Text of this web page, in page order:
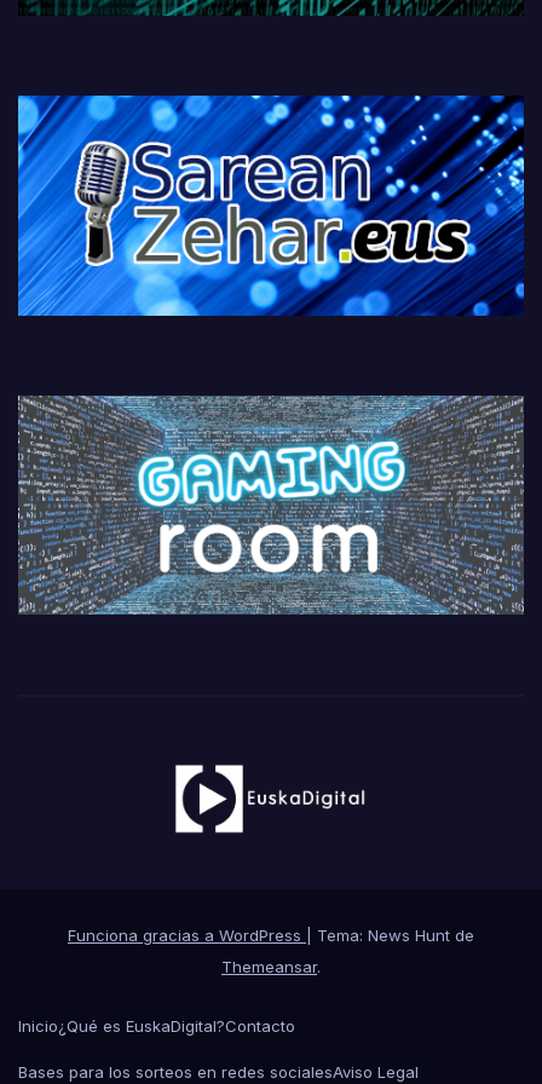
Funciona gracias a WordPress
Tema: News Hunt de
Themeansar.
Inicio¿Qué es EuskaDigital?Contacto
Bases para los sorteos en redes socialesAviso Legal